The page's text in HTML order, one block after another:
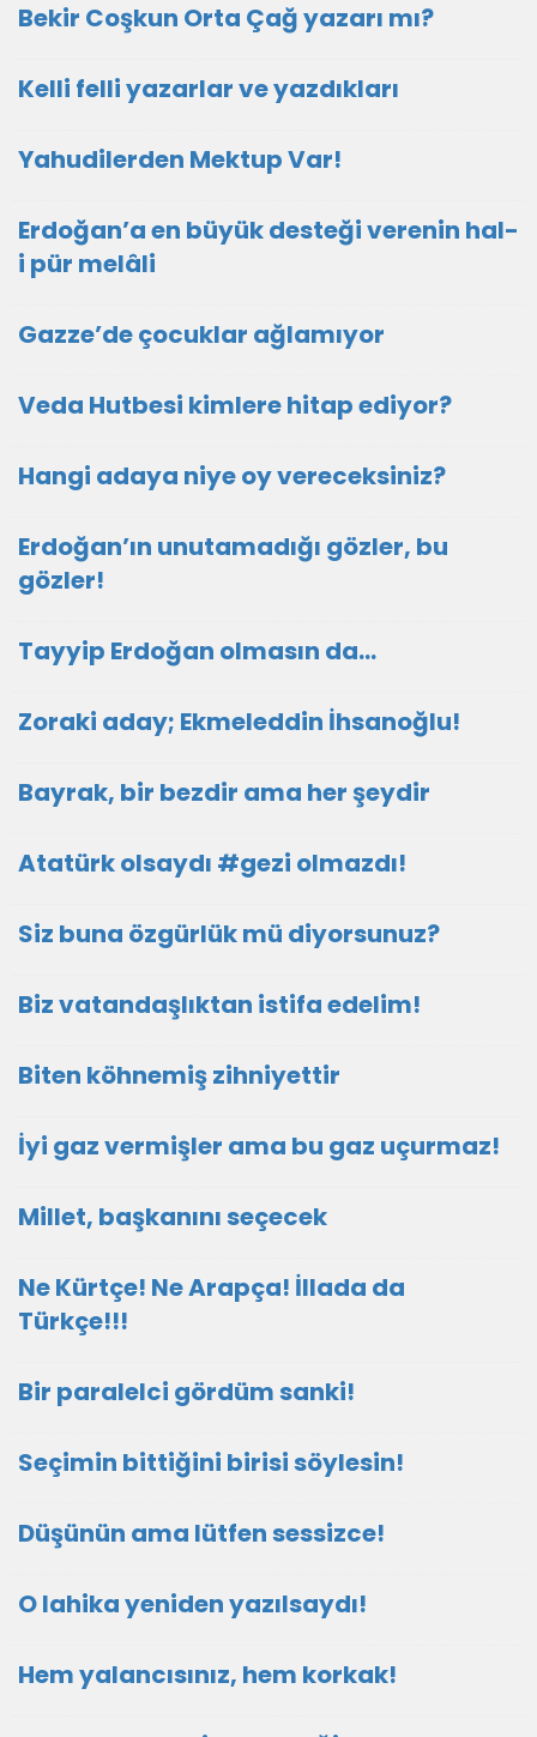
Bekir Coşkun Orta Çağ yazarı mı?
Kelli felli yazarlar ve yazdıkları
Yahudilerden Mektup Var!
Erdoğan’a en büyük desteği verenin hal-
i pür melâli
Gazze’de çocuklar ağlamıyor
Veda Hutbesi kimlere hitap ediyor?
Hangi adaya niye oy vereceksiniz?
Erdoğan’ın unutamadığı gözler, bu
gözler!
Tayyip Erdoğan olmasın da…
Zoraki aday; Ekmeleddin İhsanoğlu!
Bayrak, bir bezdir ama her şeydir
Atatürk olsaydı #gezi olmazdı!
Siz buna özgürlük mü diyorsunuz?
Biz vatandaşlıktan istifa edelim!
Biten köhnemiş zihniyettir
İyi gaz vermişler ama bu gaz uçurmaz!
Millet, başkanını seçecek
Ne Kürtçe! Ne Arapça! İllada da
Türkçe!!!
Bir paralelci gördüm sanki!
Seçimin bittiğini birisi söylesin!
Düşünün ama lütfen sessizce!
O lahika yeniden yazılsaydı!
Hem yalancısınız, hem korkak!